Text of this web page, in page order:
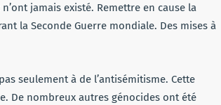
jamais existé. Remettre en cause la
la Seconde Guerre mondiale. Des mises à
seulement à de l’antisémitisme. Cette
De nombreux autres génocides ont été